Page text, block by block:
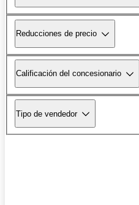
Reducciones de precio
Calificación del concesionario
Tipo de vendedor